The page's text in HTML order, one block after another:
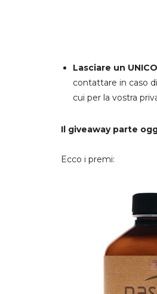
Lasciare un
contattare in caso
cui per la vostra
Il giveaway parte
Ecco i premi: